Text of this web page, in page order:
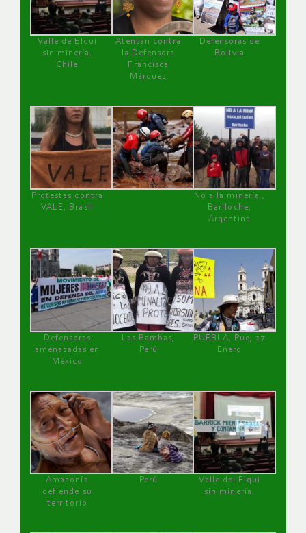
Valle de Elqui
sin minería.
Chile
Atentan contra
la Defensora
Francisca
Márquez
Defensoras de
Bolivia
Protestas contra
VALE, Brasil
No a la minería ,
Bariloche,
Argentina
Defensoras
amenazadas en
México
Las Bambas,
Perú
PUEBLA, Pue, 27
Enero
Amazonía
defiende su
territorio
Perú
Valle del Elqui
sin minería.